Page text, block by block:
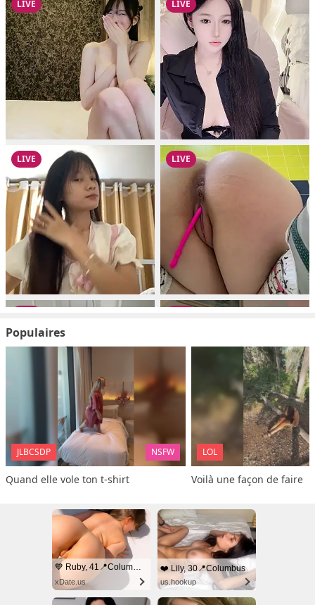
Populaires
JLBCSDP NSFW
Quand elle vole ton t-shirt
LOL
Voilà une façon de faire